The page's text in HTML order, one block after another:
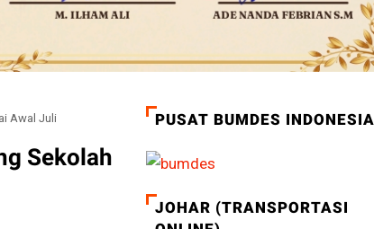
Awal Juli
Sekolah
PUSAT BUMDES INDONESIA
JOHAR (TRANSPORTASI